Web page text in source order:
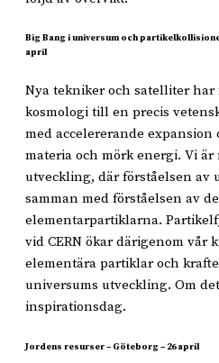
Big Bang i universum och
april
Nya tekniker och satelliter
kosmologi till en precis
med accelererande
materia och mörk energi. Vi
utveckling, där förståelsen av
samman med förståelsen av
elementarpartiklarna.
vid CERN ökar därigenom vår
elementära partiklar och
universums utveckling. Om
inspirationsdag.
Jordens resurser – Göteborg – 26 april